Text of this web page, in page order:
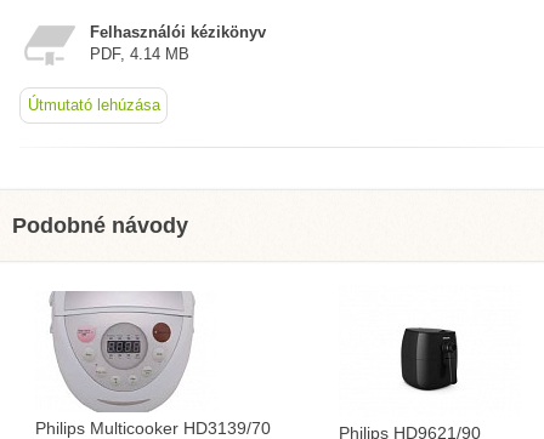
Felhasználói kézikönyv
PDF, 4.14 MB
Útmutató lehúzása
Podobné návody
Philips Multicooker HD3139/70 Philips HD9621/90